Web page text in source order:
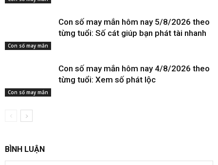
Con số may mắn
Con số may mắn hôm nay 5/8/2026 theo
từng tuổi: Số cát giúp bạn phát tài nhanh
Con số may mắn
Con số may mắn hôm nay 4/8/2026 theo
từng tuổi: Xem số phát lộc
BÌNH LUẬN